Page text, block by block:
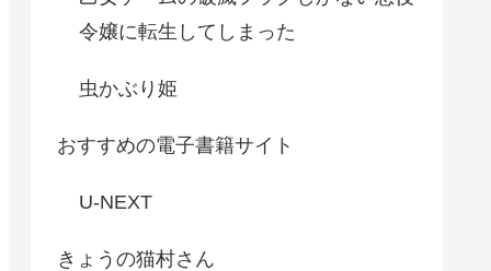
令嬢に転生してしまった
虫かぶり姫
おすすめの電子書籍サイト
U-NEXT
きょうの猫村さん